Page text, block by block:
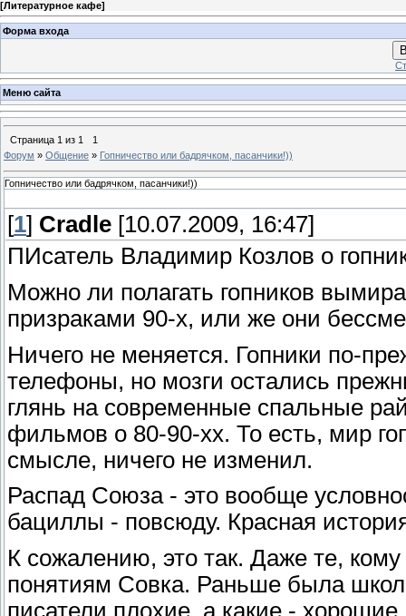
[Литературное кафе]
Форма входа
Меню сайта
Страница 1 из 1
1
Форум » Общение » Гопничество или бадрячком, пасанчики!))
Гопничество или бадрячком, пасанчики!))
[1] Cradle [10.07.2009, 16:47]
ПИсатель Владимир Козлов о
Можно ли полагать гопников
призраками 90-х, или же они
Ничего не меняется. Гопники по-
телефоны, но мозги остались
глянь на современные спальные
фильмов о 80-90-хх. То есть, мир
смысле, ничего не изменил.
Распад Союза - это вообще
бациллы - повсюду. Красная
К сожалению, это так. Даже те,
понятиям Совка. Раньше была
писатели плохие, а какие -